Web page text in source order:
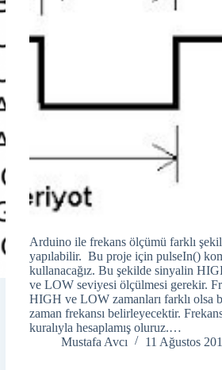
Arduino ile frekans ölçümü farklı
yapılabilir. Bu proje için pulseIn()
kullanacağız. Bu şekilde sinyalin
ve LOW seviyesi ölçülmesi gerekir.
HIGH ve LOW zamanları farklı olsa
zaman frekansı belirleyecektir.
kuralıyla hesaplamış oluruz.…
Mustafa Avcı
11 Ağustos